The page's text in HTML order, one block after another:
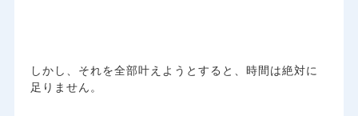
しかし、それを全部叶えようとすると、時間は絶対に
足りません。